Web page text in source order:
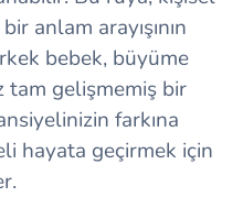
anlam arayışının
bebek, büyüme
tam gelişmemiş bir
farkına
hayata geçirmek için